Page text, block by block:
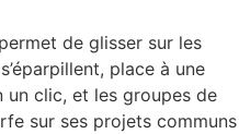
de glisser sur les
place à une
un clic, et les groupes de
sur ses projets communs